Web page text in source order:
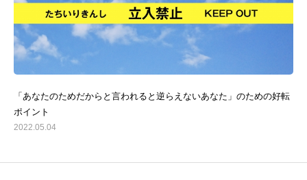
「あなたのためだからと言われると逆らえないあなた」のための好転
ポイント
2022.05.04